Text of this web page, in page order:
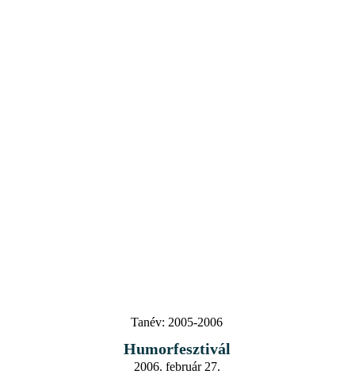
Tanév: 2005-2006
Humorfesztivál
2006. február 27.